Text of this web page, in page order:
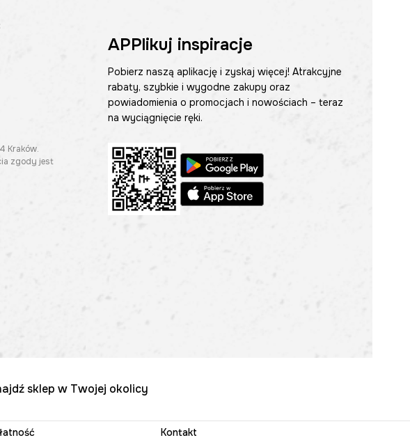
Kraków.
zgody jest
APPlikuj inspiracje
Pobierz naszą aplikację i zyskaj więcej! Atrakcyjne
rabaty, szybkie i wygodne zakupy oraz
powiadomienia o promocjach i nowościach – teraz
na wyciągnięcie ręki.
sklep w Twojej okolicy
Kontakt